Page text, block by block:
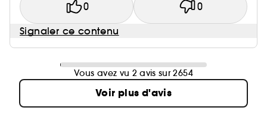
0 0
Signaler ce contenu
Vous avez vu 2 avis sur 2654
Voir plus d'avis